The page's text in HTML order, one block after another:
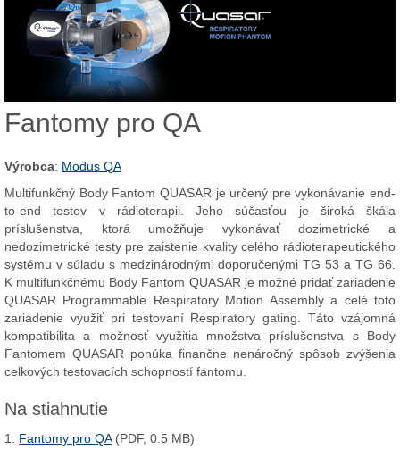
Fantomy pro QA
Výrobca: Modus QA
Multifunkčný Body Fantom QUASAR je určený pre vykonávanie end-
to-end testov v rádioterapii. Jeho súčasťou je široká škála
príslušenstva, ktorá umožňuje vykonávať dozimetrické a
nedozimetrické testy pre zaistenie kvality celého rádioterapeutického
systému v súladu s medzinárodnými doporučenými TG 53 a TG 66.
K multifunkčnému Body Fantom QUASAR je možné pridať zariadenie
QUASAR Programmable Respiratory Motion Assembly a celé toto
zariadenie využiť pri testovaní Respiratory gating. Táto vzájomná
kompatibilita a možnosť využitia množstva príslušenstva s Body
Fantomem QUASAR ponúka finančne nenáročný spôsob zvýšenia
celkových testovacích schopností fantomu.
Na stiahnutie
1. Fantomy pro QA(PDF, 0.5 MB)